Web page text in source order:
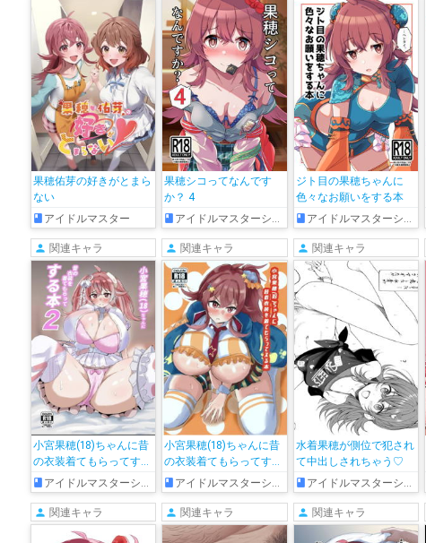
果穂佑芽の好きがとまら
ない
アイドルマスター
果穂シコってなんです
か？ 4
アイドルマスターシャイニーカラーズ
ジト目の果穂ちゃんに
色々なお願いをする本
アイドルマスターシャイニーカラーズ
関連キャラ
小宮果穂(18)ちゃんに昔
の衣装着てもらってする
本2アイドルマスターシャイニーカラーズ
関連キャラ
小宮果穂(18)ちゃんに昔
の衣装着てもらってする
本 アイドルマスターシャイニーカラーズ
関連キャラ
水着果穂が側位で犯され
て中出しされちゃう♡
アイドルマスターシャイニーカラーズ
関連キャラ 関連キャラ 関連キャラ